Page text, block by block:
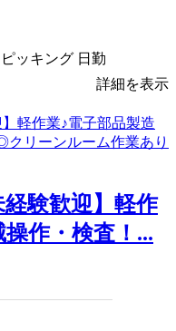
ッキング 日勤
詳細を表示
経験歓迎】軽作
作・検査！...